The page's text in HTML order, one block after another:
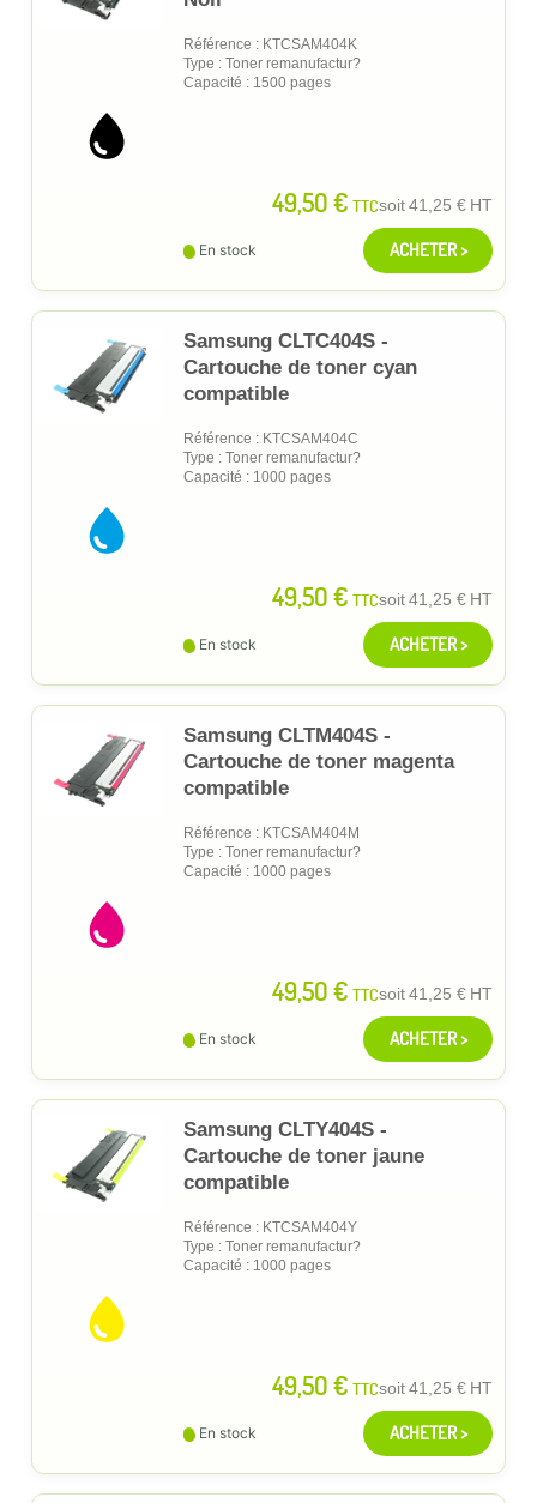
Référence : KTCSAM404K
Type : Toner remanufactur?
Capacité : 1500 pages
49,50 € TTCsoit41,25 € HT
En stock ACHETER >
Samsung CLTC404S -
Cartouche de toner cyan
compatible
Référence : KTCSAM404C
Type : Toner remanufactur?
Capacité : 1000 pages
49,50 € TTCsoit41,25 € HT
En stock ACHETER >
Samsung CLTM404S -
Cartouche de toner magenta
compatible
Référence : KTCSAM404M
Type : Toner remanufactur?
Capacité : 1000 pages
49,50 € TTCsoit41,25 € HT
En stock ACHETER >
Samsung CLTY404S -
Cartouche de toner jaune
compatible
Référence : KTCSAM404Y
Type : Toner remanufactur?
Capacité : 1000 pages
49,50 € TTCsoit41,25 € HT
En stock ACHETER >